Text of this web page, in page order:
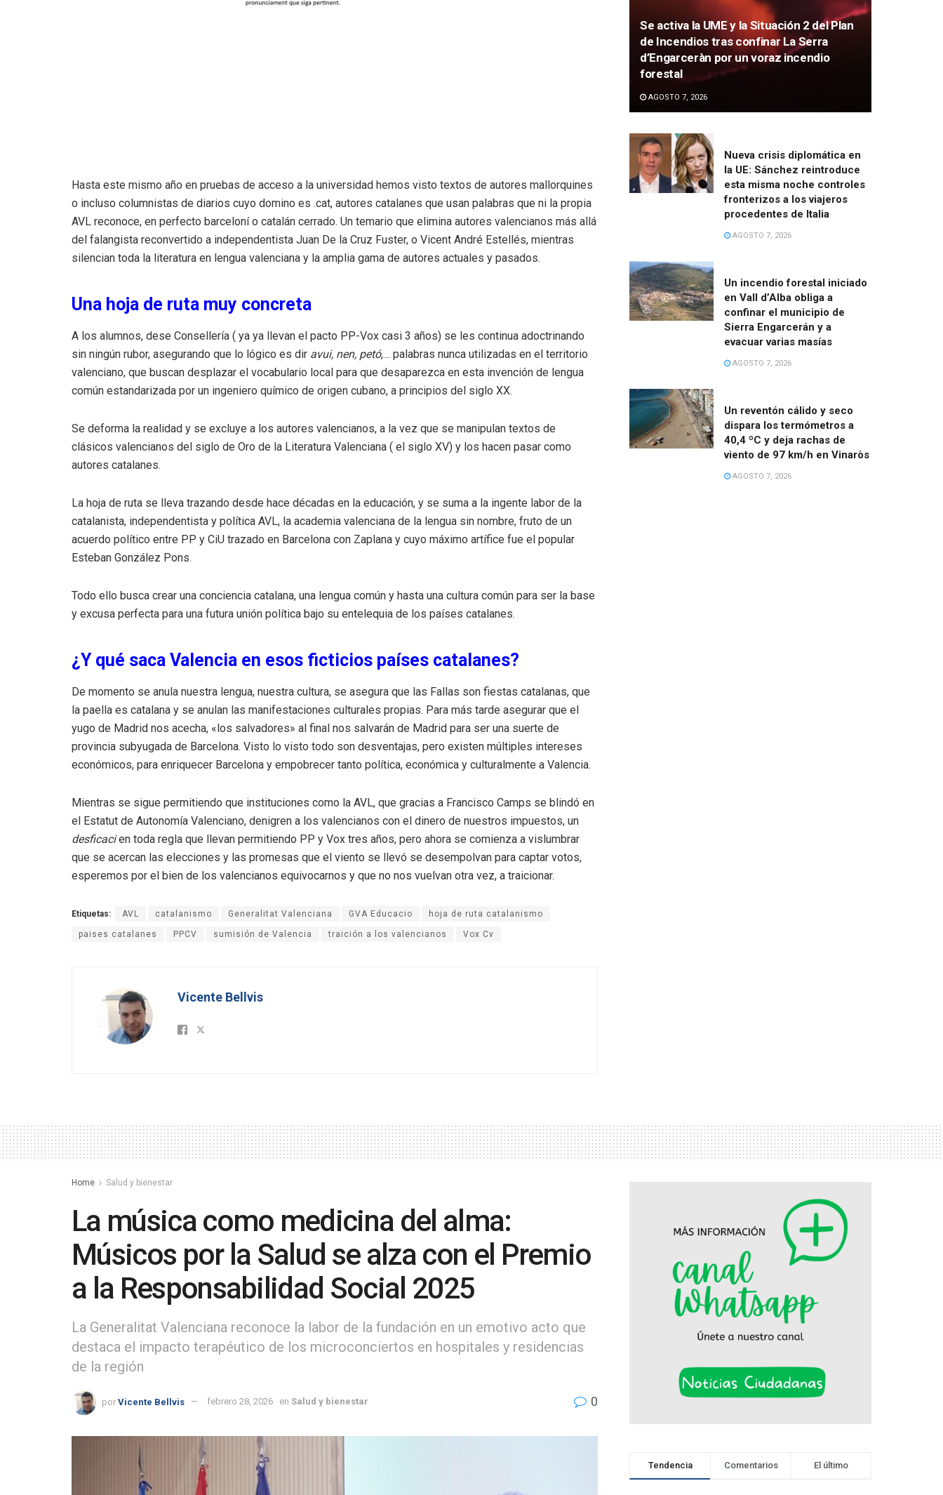
Hasta este mismo año en pruebas de acceso a la universidad hemos visto textos de autores mallorquines
o incluso columnistas de diarios cuyo domino es .cat, autores catalanes que usan palabras que ni la propia
AVL reconoce, en perfecto barceloní o catalán cerrado. Un temario que elimina autores valencianos más allá
del falangista reconvertido a independentista Juan De la Cruz Fuster, o Vicent André Estellés, mientras
silencian toda la literatura en lengua valenciana y la amplia gama de autores actuales y pasados.
Una hoja de ruta muy concreta
A los alumnos, dese Consellería ( ya ya llevan el pacto PP-Vox casi 3 años) se les continua adoctrinando
sin ningún rubor, asegurando que lo lógico es dir avui, nen, petó,… palabras nunca utilizadas en el territorio
valenciano, que buscan desplazar el vocabulario local para que desaparezca en esta invención de lengua
común estandarizada por un ingeniero químico de origen cubano, a principios del siglo XX.
Se deforma la realidad y se excluye a los autores valencianos, a la vez que se manipulan textos de
clásicos valencianos del siglo de Oro de la Literatura Valenciana ( el siglo XV) y los hacen pasar como
autores catalanes.
La hoja de ruta se lleva trazando desde hace décadas en la educación, y se suma a la ingente labor de la
catalanista, independentista y política AVL, la academia valenciana de la lengua sin nombre, fruto de un
acuerdo político entre PP y CiU trazado en Barcelona con Zaplana y cuyo máximo artífice fue el popular
Esteban González Pons.
Todo ello busca crear una conciencia catalana, una lengua común y hasta una cultura común para ser la base
y excusa perfecta para una futura unión política bajo su entelequia de los países catalanes.
¿Y qué saca Valencia en esos ficticios países catalanes?
De momento se anula nuestra lengua, nuestra cultura, se asegura que las Fallas son fiestas catalanas, que
la paella es catalana y se anulan las manifestaciones culturales propias. Para más tarde asegurar que el
yugo de Madrid nos acecha, «los salvadores» al final nos salvarán de Madrid para ser una suerte de
provincia subyugada de Barcelona. Visto lo visto todo son desventajas, pero existen múltiples intereses
económicos, para enriquecer Barcelona y empobrecer tanto política, económica y culturalmente a Valencia.
Mientras se sigue permitiendo que instituciones como la AVL, que gracias a Francisco Camps se blindó en
el Estatut de Autonomía Valenciano, denigren a los valencianos con el dinero de nuestros impuestos, un
desficacien toda regla que llevan permitiendo PP y Vox tres años, pero ahora se comienza a vislumbrar
que se acercan las elecciones y las promesas que el viento se llevó se desempolvan para captar votos,
esperemos por el bien de los valencianos equivocarnos y que no nos vuelvan otra vez, a traicionar.
Etiquetas: AVL catalanismo Generalitat Valenciana GVA Educacio hoja de ruta catalanismo
paises catalanes PPCV sumisión de Valencia traición a los valencianos Vox Cv
Vicente Bellvis
Se activa la UME y la Situación 2 del Plan
de Incendios tras confinar La Serra
d’Engarceràn por un voraz incendio
forestal
AGOSTO 7, 2026
Nueva crisis diplomática en
la UE: Sánchez reintroduce
esta misma noche controles
fronterizos a los viajeros
procedentes de Italia
AGOSTO 7, 2026
Un incendio forestal iniciado
en Vall d’Alba obliga a
confinar el municipio de
Sierra Engarcerán y a
evacuar varias masías
AGOSTO 7, 2026
Un reventón cálido y seco
dispara los termómetros a
40,4 ºC y deja rachas de
viento de 97 km/h en Vinaròs
AGOSTO 7, 2026
Home Salud y bienestar
La música como medicina del alma:
Músicos por la Salud se alza con el Premio
a la Responsabilidad Social 2025
La Generalitat Valenciana reconoce la labor de la fundación en un emotivo acto que
destaca el impacto terapéutico de los microconciertos en hospitales y residencias
de la región
por Vicente Bellvis febrero 28, 2026 en Salud y bienestar 0
Tendencia Comentarios El último